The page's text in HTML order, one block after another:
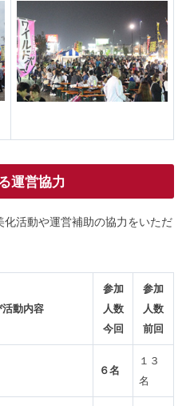
運営協力
活動や運営補助の協力をいただ
動内容
参加
人数
今回
参加
人数
前回
６名
１３
名